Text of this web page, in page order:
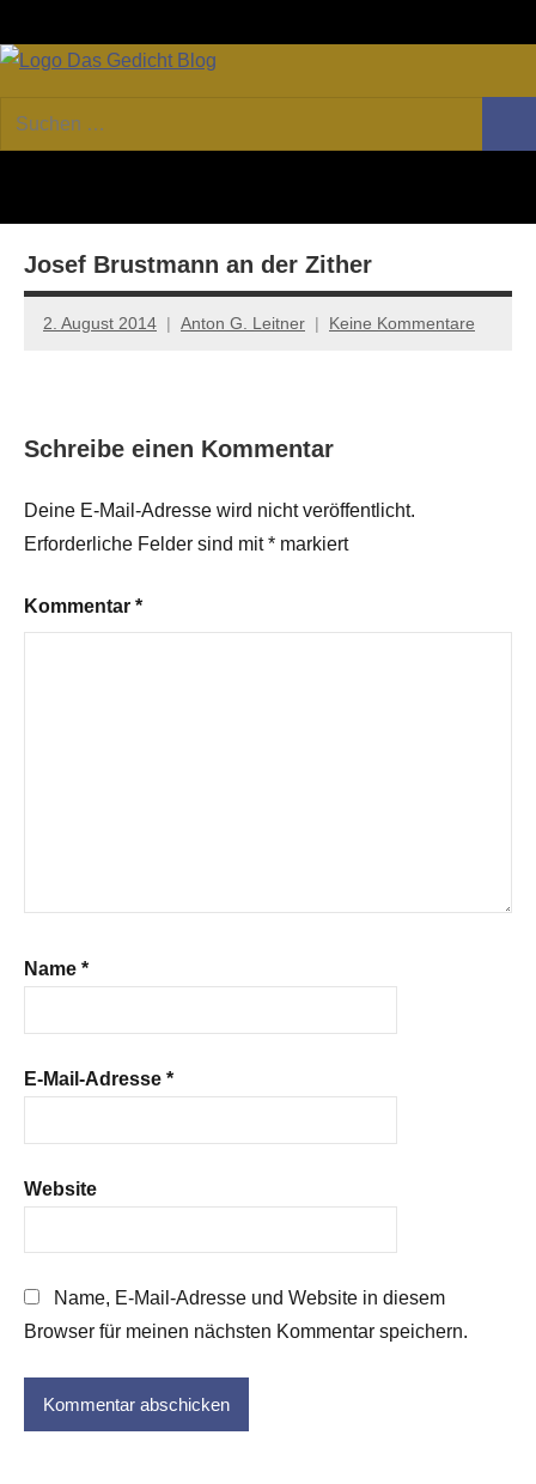
Inhalt
GEDICHT
Forum
von
Lyrik,
Essay
Suchen
nach:
Josef Brustmann an der Zither
2. August 2014 Anton G. Leitner Keine Kommentare
Schreibe einen Kommentar
Deine E-Mail-Adresse wird nicht veröffentlicht.
Erforderliche Felder sind mit* markiert
Kommentar *
Name *
E-Mail-Adresse *
Website
Name, E-Mail-Adresse und Website in diesem
Browser für meinen nächsten Kommentar speichern.